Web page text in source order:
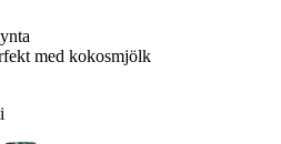
med kokosmjölk